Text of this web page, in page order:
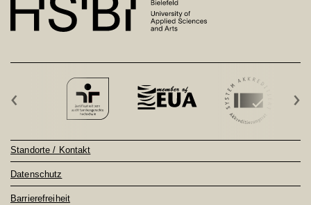
‹ ›
Standorte / Kontakt
Datenschutz
Barrierefreiheit